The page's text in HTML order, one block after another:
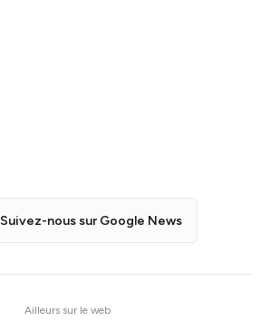
Suivez-nous sur Google News
Ailleurs sur le web